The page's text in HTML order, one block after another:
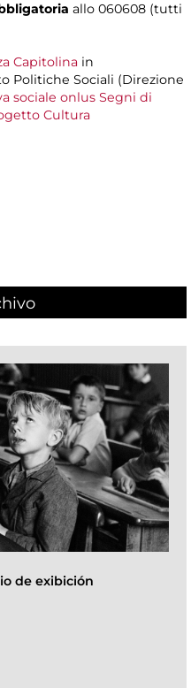
allo 060608 (tutti
Capitolina in
Politiche Sociali (Direzione
sociale onlus Segni di
Cultura
de exibición